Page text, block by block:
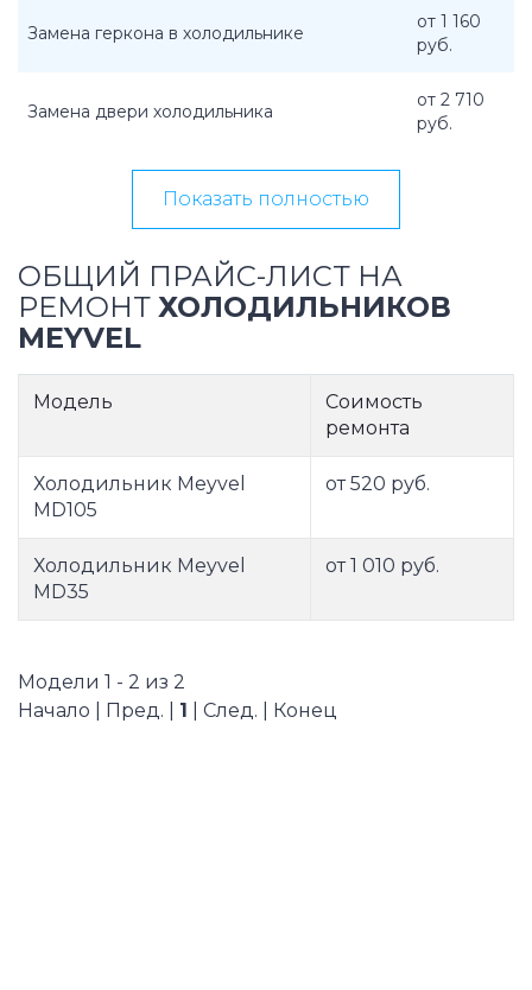
Замена геркона в холодильнике
от 1 160
руб.
Замена двери холодильника
от 2 710
руб.
Показать полностью
ОБЩИЙ ПРАЙС-ЛИСТ НА
РЕМОНТ ХОЛОДИЛЬНИКОВ
MEYVEL
Модель
Соимость
ремонта
Холодильник Meyvel
MD105
от 520 руб.
Холодильник Meyvel
MD35
от 1 010 руб.
Модели 1 - 2 из 2
Начало | Пред. | 1 | След. | Конец